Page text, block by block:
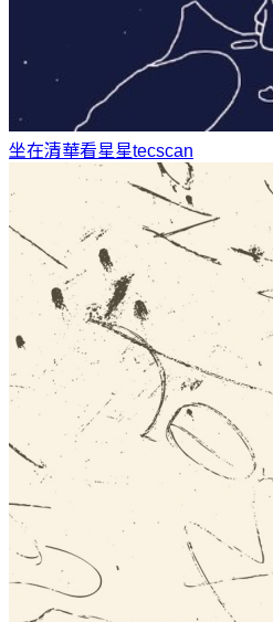
坐在清華看星星tecscan